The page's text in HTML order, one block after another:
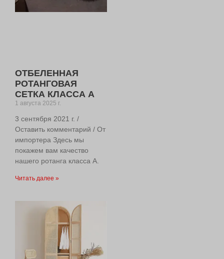
ОТБЕЛЕННАЯ
РОТАНГОВАЯ
СЕТКА КЛАССА А
1 августа 2025 г.
3 сентября 2021 г. /
Оставить комментарий / От
импортера Здесь мы
покажем вам качество
нашего ротанга класса А.
Читать далее »